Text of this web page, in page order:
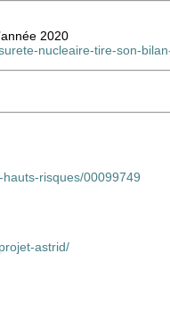
2020
nucleaire-tire-son-
risques/00099749
astrid/